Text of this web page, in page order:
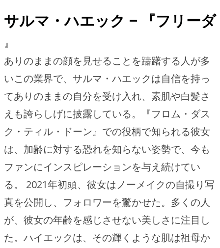
サルマ・ハエック – 『フリーダ
』
ありのままの顔を見せることを躊躇する人が多
いこの業界で、サルマ・ハエックは自信を持っ
てありのままの自分を受け入れ、素肌や白髪さ
えも誇らしげに披露している。『フロム・ダス
ク・ティル・ドーン』での役柄で知られる彼女
は、加齢に対する恐れを知らない姿勢で、今も
ファンにインスピレーションを与え続けてい
る。 2021年初頭、彼女はノーメイクの自撮り写
真を公開し、フォロワーを驚かせた。多くの人
が、彼女の年齢を感じさせない美しさに注目し
た。ハイエックは、その輝くような肌は祖母か